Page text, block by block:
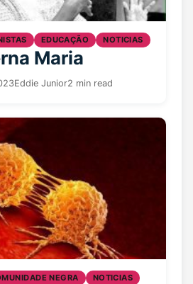
EDUCAÇÃO NOTICIAS
Maria
Eddie Junior2 min read
NEGRA
NOTICIAS